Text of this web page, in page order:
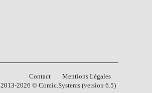
Contact
Mentions Légales
2013-2026 © Comic.Systems (version 6.5)